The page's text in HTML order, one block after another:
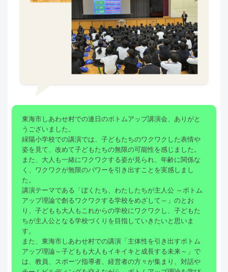
東海市しあわせ村での連日のボトムアップ講演会、ありがと
うございました。
緑陽小学校での講演では、子どもたちのワクワクした表情や
姿を見て、改めて子どもたちの無限の可能性を感じました。
また、大人も一緒にワクワクする姿が見られ、年齢に関係な
く、ワクワクが無限のパワーを引き出すことを実感しまし
た。
講演テーマである「ぼくたち、わたしたちが主人公 ～ボトム
アップ理論で創るワクワクする学校をめざして～」のとお
り、子どもも大人もこれからの学校にワクワクし、子どもた
ちが主人公となる学校づくりを目指していきたいと思いま
す。
また、東海市しあわせ村での講演「主体性を引き出すボトム
アップ理論～子どもも大人もイキイキと成長する未来～」で
は、教員、スポーツ指導者、経営者の方々が集まり、対話や